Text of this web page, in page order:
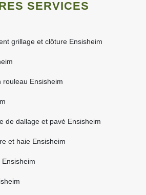
SERVICES
grillage et clôture Ensisheim
rouleau Ensisheim
de dallage et pavé Ensisheim
et haie Ensisheim